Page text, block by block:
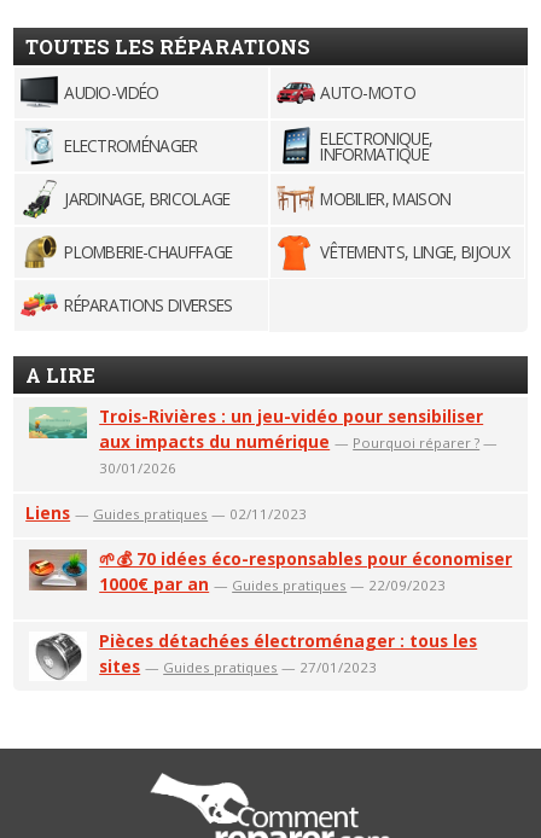
TOUTES LES RÉPARATIONS
AUDIO-VIDÉO AUTO-MOTO
ELECTROMÉNAGER ELECTRONIQUE,
INFORMATIQUE
JARDINAGE, BRICOLAGE
MOBILIER, MAISON
PLOMBERIE-CHAUFFAGE VÊTEMENTS, LINGE, BIJOUX
RÉPARATIONS DIVERSES
A LIRE
Trois-Rivières : un jeu-vidéo pour sensibiliser
aux impacts du numérique — Pourquoi réparer ? —
30/01/2026
Liens — Guides pratiques — 02/11/2023
🌱💰 70 idées éco-responsables pour économiser
1000€ par an — Guides pratiques — 22/09/2023
Pièces détachées électroménager : tous les
sites — Guides pratiques — 27/01/2023